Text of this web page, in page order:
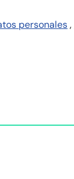
personales ,